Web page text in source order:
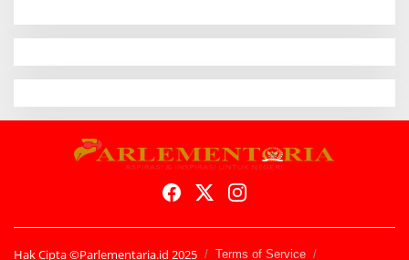
Hak Cipta ©Parlementaria.id 2025 Terms of Service